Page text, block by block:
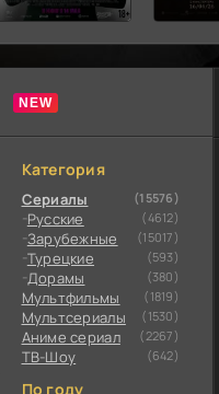
Категория
Сериалы (15576)
Русские (4612)
Зарубежные (15017)
Турецкие (593)
Дорамы (380)
Мультфильмы (1819)
Мультсериалы (1530)
Аниме сериал (2267)
ТВ-Шоу (642)
По году